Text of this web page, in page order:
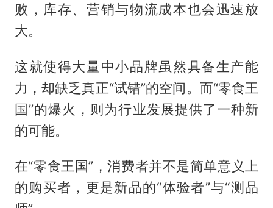
败，库存、营销与物流成本也会迅速放
大。
这就使得大量中小品牌虽然具备生产能
力，却缺乏真正“试错”的空间。而“零食王
国”的爆火，则为行业发展提供了一种新
的可能。
在“零食王国”，消费者并不是简单意义上
的购买者，更是新品的“体验者”与“测品